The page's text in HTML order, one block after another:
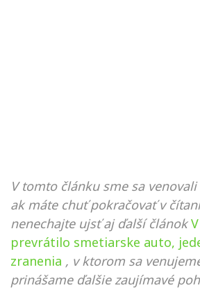
V tomto článku sme sa
ak máte chuť pokračovať v
nenechajte ujsť aj ďalší článok
prevrátilo smetiarske auto,
zranenia , v ktorom sa
prinášame ďalšie zaujímavé